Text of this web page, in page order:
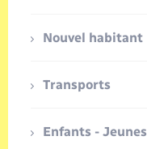
Nouvel habitant
Transports
Enfants - Jeunes